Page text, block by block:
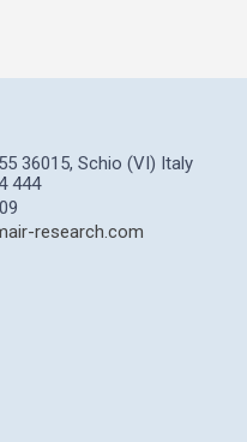
36015, Schio (VI) Italy
444
research.com